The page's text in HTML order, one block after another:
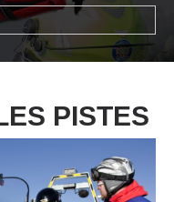
PISTES